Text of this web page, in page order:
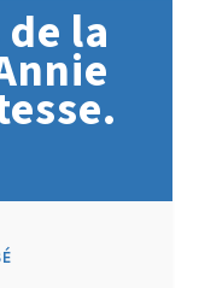
la